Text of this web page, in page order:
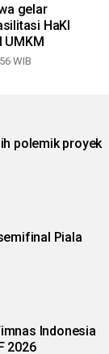
gelar
HaKI
UMKM
WIB
polemik proyek
Piala
Indonesia
2026